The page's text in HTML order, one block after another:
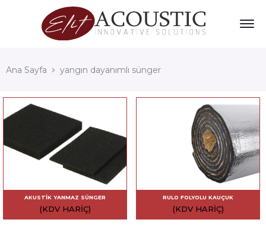
Ana Sayfa yangın dayanımlı sünger
AKUSTIK YANMAZ SÜNGER
(KDV HARIÇ)
RULO FOLYOLU KAUÇUK
(KDV HARIÇ)